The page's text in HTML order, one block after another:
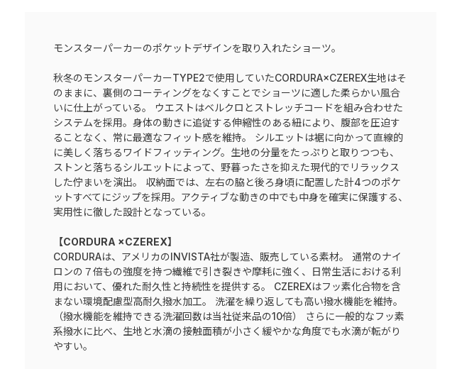
モンスターパーカーのポケットデザインを取り入れたショーツ。
秋冬のモンスターパーカーTYPE2で使用していたCORDURA×CZEREX生地はそ
のままに、裏側のコーティングをなくすことでショーツに適した柔らかい風合
いに仕上がっている。 ウエストはベルクロとストレッチコードを組み合わせた
システムを採用。身体の動きに追従する伸縮性のある紐により、腹部を圧迫す
ることなく、常に最適なフィット感を維持。 シルエットは裾に向かって直線的
に美しく落ちるワイドフィッティング。生地の分量をたっぷりと取りつつも、
ストンと落ちるシルエットによって、野暮ったさを抑えた現代的でリラックス
した佇まいを演出。 収納面では、左右の脇と後ろ身頃に配置した計4つのポケ
ットすべてにジップを採用。アクティブな動きの中でも中身を確実に保護する、
実用性に徹した設計となっている。
【CORDURA ×CZEREX】
CORDURAは、アメリカのINVISTA社が製造、販売している素材。 通常のナイ
ロンの７倍もの強度を持つ繊維で引き裂きや摩耗に強く、日常生活における利
用において、優れた耐久性と持続性を提供する。 CZEREXはフッ素化合物を含
まない環境配慮型高耐久撥水加工。 洗濯を繰り返しても高い撥水機能を維持。
（撥水機能を維持できる洗濯回数は当社従来品の10倍） さらに一般的なフッ素
系撥水に比べ、生地と水滴の接触面積が小さく緩やかな角度でも水滴が転がり
やすい。